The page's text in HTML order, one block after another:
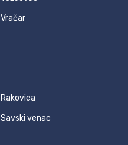
Vračar
Rakovica
Savski venac